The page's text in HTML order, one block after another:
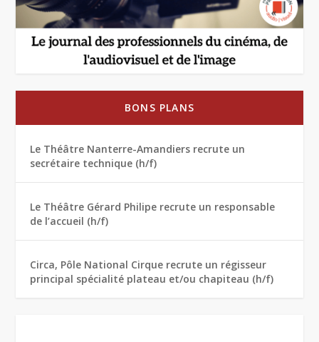
BONS PLANS
Le Théâtre Nanterre-Amandiers recrute un
secrétaire technique (h/f)
Le Théâtre Gérard Philipe recrute un responsable
de l’accueil (h/f)
Circa, Pôle National Cirque recrute un régisseur
principal spécialité plateau et/ou chapiteau (h/f)